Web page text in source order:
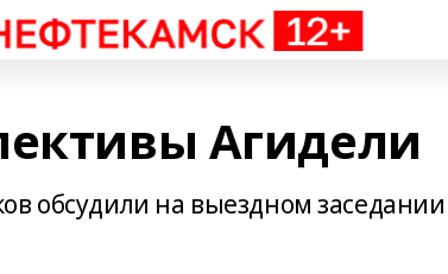
Агидели
обсудили на выездном заседании